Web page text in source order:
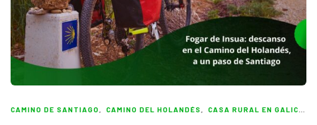
CAMINO DE SANTIAGO CAMINO DEL HOLANDÉS CASA RURAL EN GALICIA